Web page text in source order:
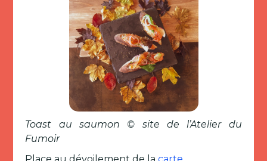
Toast au saumon © site de l’Atelier du
Fumoir